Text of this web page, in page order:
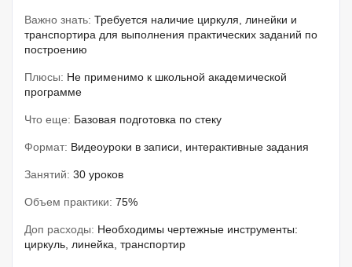
Важно знать: Требуется наличие циркуля, линейки и
транспортира для выполнения практических заданий по
построению
Плюсы: Не применимо к школьной академической
программе
Что еще: Базовая подготовка по стеку
Формат: Видеоуроки в записи, интерактивные задания
Занятий: 30 уроков
Объем практики: 75%
Доп расходы: Необходимы чертежные инструменты:
циркуль, линейка, транспортир